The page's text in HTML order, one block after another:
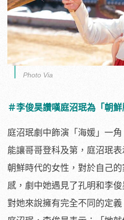
Photo Via
＃李俊昊讚嘆庭沼珉為「朝鮮
庭沼珉劇中飾演「海媛」一角
能讓哥哥登科及第，庭沼珉表
朝鮮時代的女性，對於自己
感， 劇中她遇見了孔明和李俊
對她來說擁有完全不同的定